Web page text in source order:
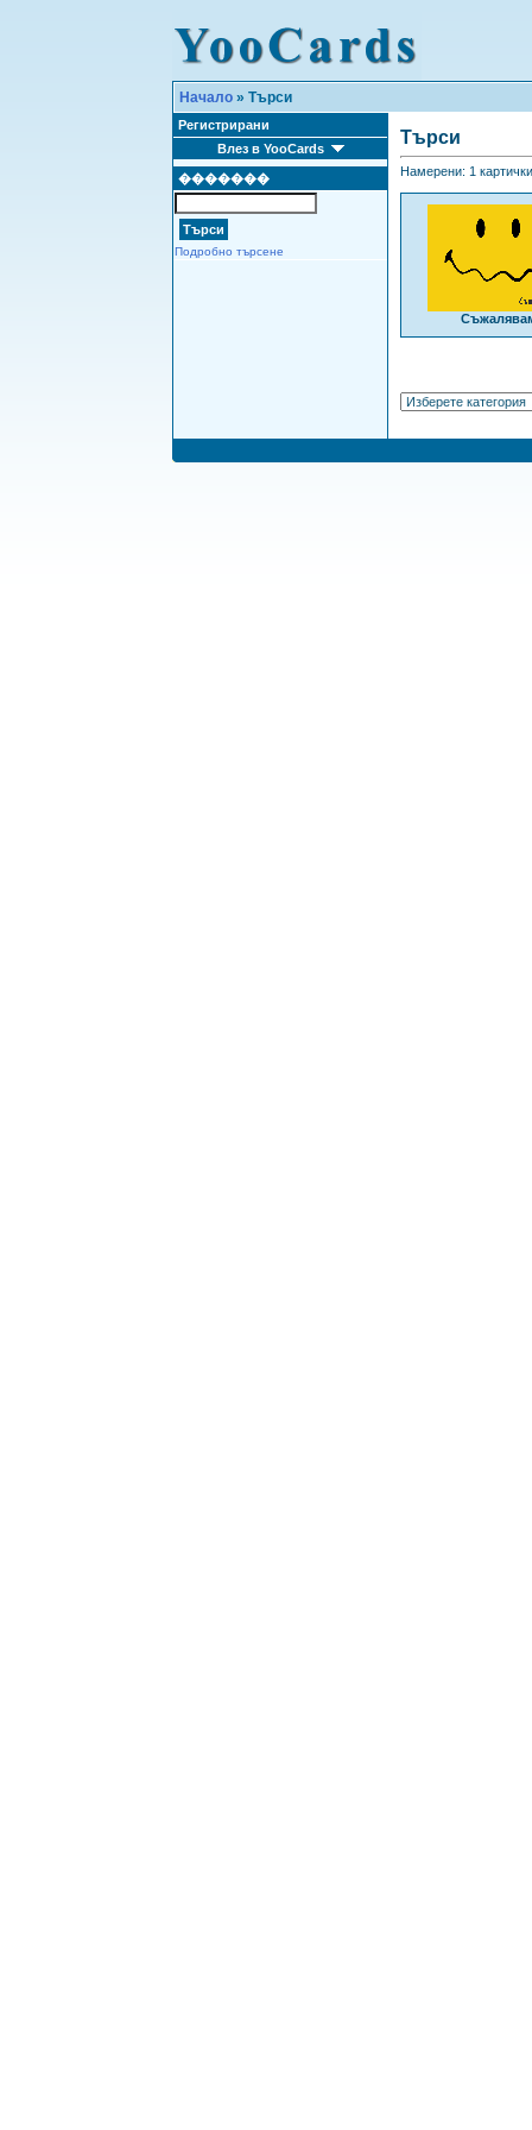
Начало » Търси
Регистрирани
Влез в YooCards
�������
Подробно търсене
Търси
Намерени: 1